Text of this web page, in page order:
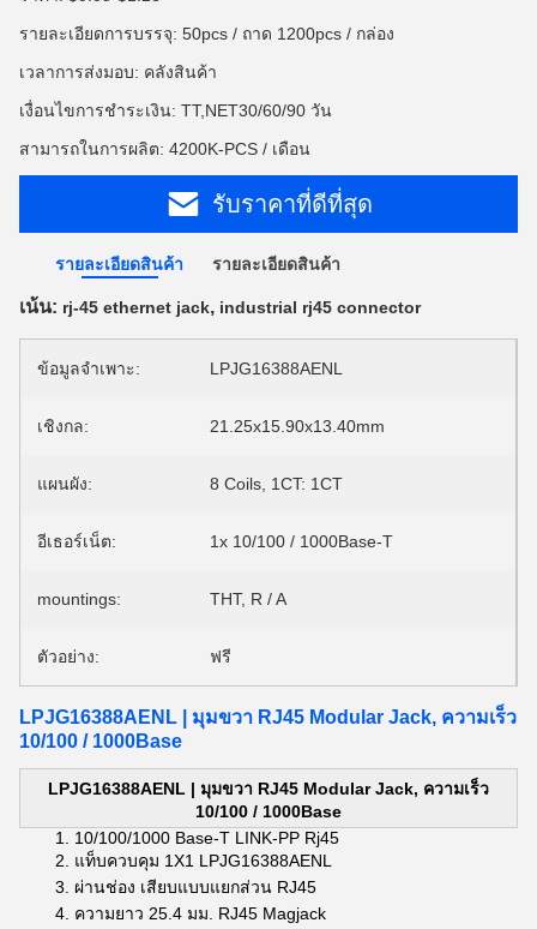
รายละเอียดการบรรจุ: 50pcs / ถาด 1200pcs / กล่อง
เวลาการส่งมอบ: คลังสินค้า
เงื่อนไขการชำระเงิน: TT,NET30/60/90 วัน
สามารถในการผลิต: 4200K-PCS / เดือน
รับราคาที่ดีที่สุด
รายละเอียดสินค้า รายละเอียดสินค้า
เน้น: rj-45 ethernet jack, industrial rj45 connector
ข้อมูลจำเพาะ: LPJG16388AENL
เชิงกล: 21.25x15.90x13.40mm
แผนผัง: 8 Coils, 1CT: 1CT
อีเธอร์เน็ต: 1x 10/100 / 1000Base-T
mountings: THT, R / A
ตัวอย่าง: ฟรี
LPJG16388AENL | มุมขวา RJ45 Modular Jack, ความเร็ว
10/100 / 1000Base
LPJG16388AENL | มุมขวา RJ45 Modular Jack, ความเร็ว
10/100 / 1000Base
10/100/1000 Base-T LINK-PP Rj45
แท็บควบคุม 1X1 LPJG16388AENL
ผ่านช่อง เสียบแบบแยกส่วน RJ45
ความยาว 25.4 มม. RJ45 Magjack